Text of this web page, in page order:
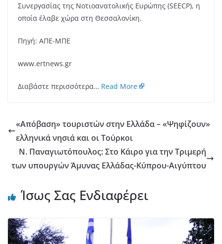
Συνεργασίας της Νοτιοανατολικής Ευρώπης (SEECP), η
οποία έλαβε χώρα στη Θεσσαλονίκη.
Πηγή: ΑΠΕ-ΜΠΕ
www.ertnews.gr
Διαβάστε περισσότερα… Read More
«Απόβαση» τουριστών στην Ελλάδα – «Ψηφίζουν»
ελληνικά νησιά και οι Τούρκοι
Ν. Παναγιωτόπουλος: Στο Κάιρο για την Τριμερή
των υπουργών Άμυνας Ελλάδας-Κύπρου-Αιγύπτου
Ίσως Σας Ενδιαφέρει